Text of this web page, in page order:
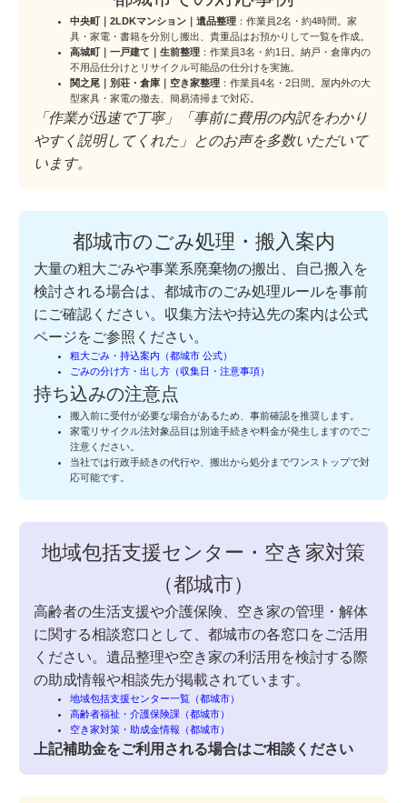
中央町｜2LDKマンション｜遺品整理 ：作業員2名・約4時間。家
具・家電・書籍を分別し搬出、貴重品はお預かりして一覧を作成。
高城町｜一戸建て｜生前整理 ：作業員3名・約1日。納戸・倉庫内の
不用品仕分けとリサイクル可能品の仕分けを実施。
関之尾｜別荘・倉庫｜空き家整理 ：作業員4名・2日間。屋内外の大
型家具・家電の撤去、簡易清掃まで対応。
「作業が迅速で丁寧」「事前に費用の内訳をわかり
やすく説明してくれた」とのお声を多数いただいて
います。
都城市のごみ処理・搬入案内
大量の粗大ごみや事業系廃棄物の搬出、自己搬入を
検討される場合は、都城市のごみ処理ルールを事前
にご確認ください。収集方法や持込先の案内は公式
ページをご参照ください。
粗大ごみ・持込案内（都城市 公式）
ごみの分け方・出し方（収集日・注意事項）
持ち込みの注意点
搬入前に受付が必要な場合があるため、事前確認を推奨します。
家電リサイクル法対象品目は別途手続きや料金が発生しますのでご
注意ください。
当社では行政手続きの代行や、搬出から処分までワンストップで対
応可能です。
地域包括支援センター・空き家対策
（都城市）
高齢者の生活支援や介護保険、空き家の管理・解体
に関する相談窓口として、都城市の各窓口をご活用
ください。遺品整理や空き家の利活用を検討する際
の助成情報や相談先が掲載されています。
地域包括支援センター一覧（都城市）
高齢者福祉・介護保険課（都城市）
空き家対策・助成金情報（都城市）
上記補助金をご利用される場合はご相談ください